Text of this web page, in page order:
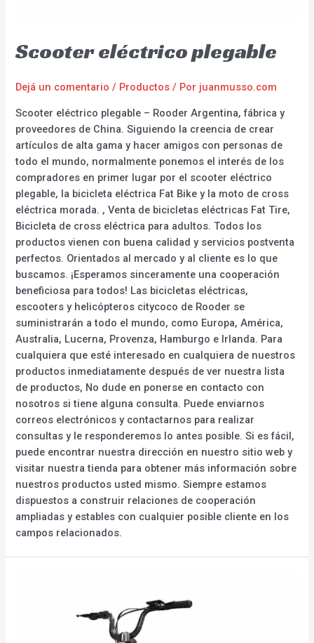
Scooter eléctrico plegable
Dejá un comentario / Productos / Por juanmusso.com
Scooter eléctrico plegable – Rooder Argentina, fábrica y
proveedores de China. Siguiendo la creencia de crear
artículos de alta gama y hacer amigos con personas de
todo el mundo, normalmente ponemos el interés de los
compradores en primer lugar por el scooter eléctrico
plegable, la bicicleta eléctrica Fat Bike y la moto de cross
eléctrica morada. , Venta de bicicletas eléctricas Fat Tire,
Bicicleta de cross eléctrica para adultos. Todos los
productos vienen con buena calidad y servicios postventa
perfectos. Orientados al mercado y al cliente es lo que
buscamos. ¡Esperamos sinceramente una cooperación
beneficiosa para todos! Las bicicletas eléctricas,
escooters y helicópteros citycoco de Rooder se
suministrarán a todo el mundo, como Europa, América,
Australia, Lucerna, Provenza, Hamburgo e Irlanda. Para
cualquiera que esté interesado en cualquiera de nuestros
productos inmediatamente después de ver nuestra lista
de productos, No dude en ponerse en contacto con
nosotros si tiene alguna consulta. Puede enviarnos
correos electrónicos y contactarnos para realizar
consultas y le responderemos lo antes posible. Si es fácil,
puede encontrar nuestra dirección en nuestro sitio web y
visitar nuestra tienda para obtener más información sobre
nuestros productos usted mismo. Siempre estamos
dispuestos a construir relaciones de cooperación
ampliadas y estables con cualquier posible cliente en los
campos relacionados.